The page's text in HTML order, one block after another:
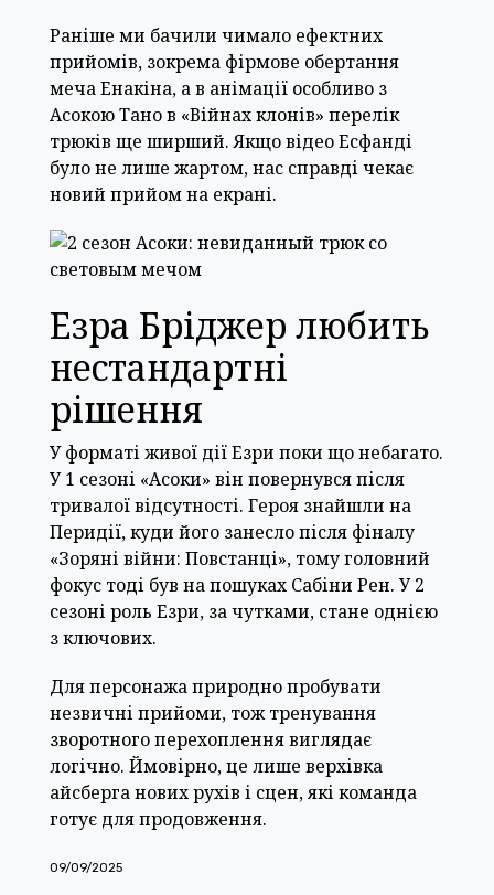
Раніше ми бачили чимало ефектних
прийомів, зокрема фірмове обертання
меча Енакіна, а в анімації особливо з
Асокою Тано в «Війнах клонів» перелік
трюків ще ширший. Якщо відео Есфанді
було не лише жартом, нас справді чекає
новий прийом на екрані.
Езра Бріджер любить
нестандартні
рішення
У форматі живої дії Езри поки що небагато.
У 1 сезоні «Асоки» він повернувся після
тривалої відсутності. Героя знайшли на
Перидії, куди його занесло після фіналу
«Зоряні війни: Повстанці», тому головний
фокус тоді був на пошуках Сабіни Рен. У 2
сезоні роль Езри, за чутками, стане однією
з ключових.
Для персонажа природно пробувати
незвичні прийоми, тож тренування
зворотного перехоплення виглядає
логічно. Ймовірно, це лише верхівка
айсберга нових рухів і сцен, які команда
готує для продовження.
09/09/2025